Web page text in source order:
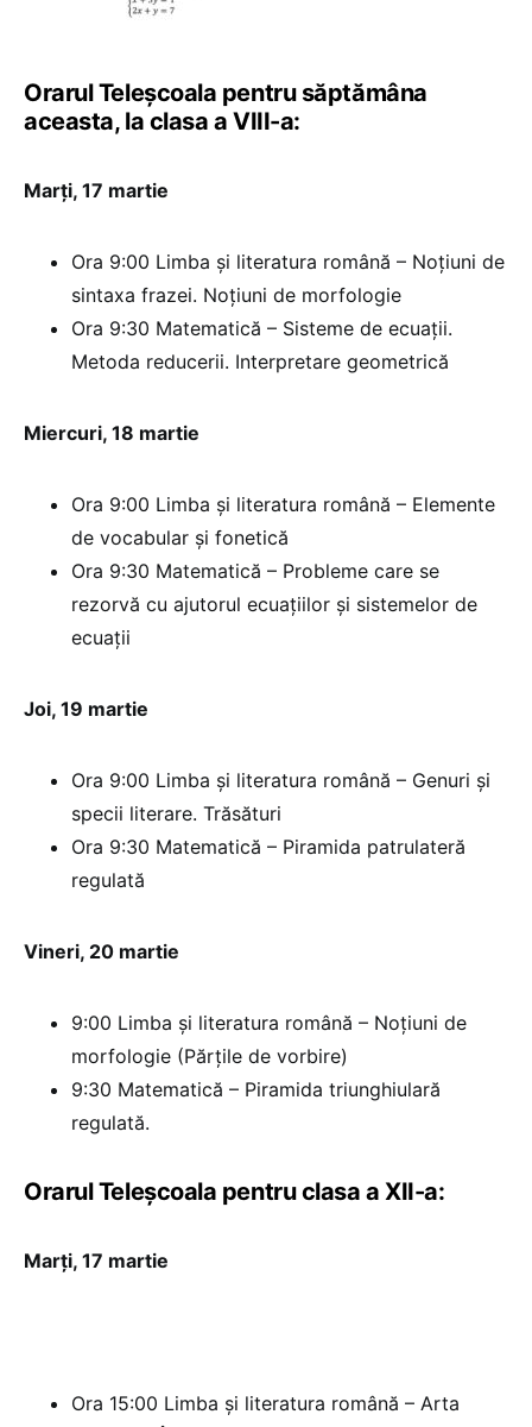
Orarul Teleșcoala pentru săptămâna
aceasta, la clasa a VIII-a:
Marţi, 17 martie
Ora 9:00 Limba şi literatura română – Noţiuni de
sintaxa frazei. Noţiuni de morfologie
Ora 9:30 Matematică – Sisteme de ecuaţii.
Metoda reducerii. Interpretare geometrică
Miercuri, 18 martie
Ora 9:00 Limba şi literatura română – Elemente
de vocabular şi fonetică
Ora 9:30 Matematică – Probleme care se
rezorvă cu ajutorul ecuaţiilor şi sistemelor de
ecuaţii
Joi, 19 martie
Ora 9:00 Limba şi literatura română – Genuri şi
specii literare. Trăsături
Ora 9:30 Matematică – Piramida patrulateră
regulată
Vineri, 20 martie
9:00 Limba şi literatura română – Noţiuni de
morfologie (Părţile de vorbire)
9:30 Matematică – Piramida triunghiulară
regulată.
Orarul Teleșcoala pentru clasa a XII-a:
Marţi, 17 martie
Ora 15:00 Limba şi literatura română – Arta